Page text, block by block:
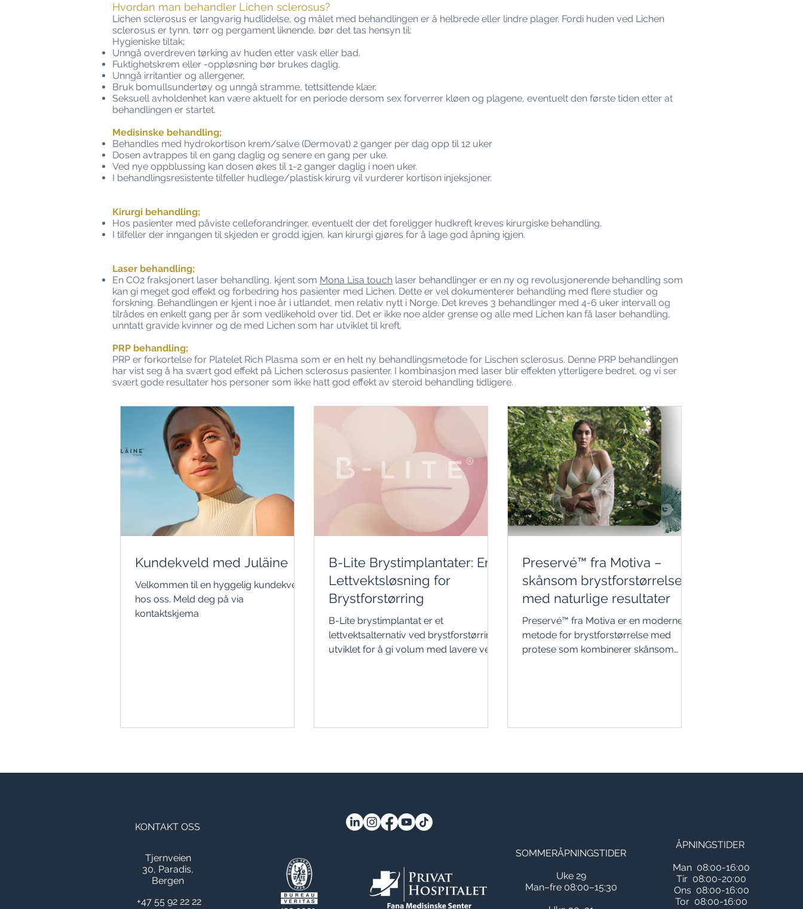
Hvordan man behandler Lichen sclerosus?
Lichen sclerosus er langvarig hudlidelse, og målet med behandlingen er å helbrede eller lindre plager. Fordi huden ved Lichen
sclerosus er tynn, tørr og pergament liknende, bør det tas hensyn til:
Hygieniske tiltak;
Unngå overdreven tørking av huden etter vask eller bad.
Fuktighetskrem eller -oppløsning bør brukes daglig.
Unngå irritantier og allergener,
Bruk bomullsundertøy og unngå stramme, tettsittende klær.
Seksuell avholdenhet kan være aktuelt for en periode dersom sex forverrer kløen og plagene, eventuelt den første tiden etter at
behandlingen er startet.
Medisinske behandling;
Behandles med hydrokortison krem/salve (Dermovat) 2 ganger per dag opp til 12 uker
Dosen avtrappes til en gang daglig og senere en gang per uke.
Ved nye oppblussing kan dosen økes til 1-2 ganger daglig i noen uker.
I behandlingsresistente tilfeller hudlege/plastisk kirurg vil vurderer kortison injeksjoner.
Kirurgi behandling;
Hos pasienter med påviste celleforandringer, eventuelt der det foreligger hudkreft kreves kirurgiske behandling.
I tilfeller der inngangen til skjeden er grodd igjen, kan kirurgi gjøres for å lage god åpning igjen.
Laser behandling;
En CO2 fraksjonert laser behandling, kjent som Mona Lisa touch laser behandlinger er en ny og revolusjonerende behandling som
kan gi meget god effekt og forbedring hos pasienter med Lichen. Dette er vel dokumenterer behandling med flere studier og
forskning. Behandlingen er kjent i noe år i utlandet, men relativ nytt i Norge. Det kreves 3 behandlinger med 4-6 uker intervall og
tilrådes en enkelt gang per år som vedlikehold over tid. Det er ikke noe alder grense og alle med Lichen kan få laser behandling,
unntatt gravide kvinner og de med Lichen som har utviklet til kreft.
PRP behandling;
PRP er forkortelse for Platelet Rich Plasma som er en helt ny behandlingsmetode for Lischen sclerosus. Denne PRP behandlingen
har vist seg å ha svært god effekt på Lichen sclerosus pasienter. I kombinasjon med laser blir effekten ytterligere bedret, og vi ser
svært gode resultater hos personer som ikke hatt god effekt av steroid behandling tidligere.
Kundekveld med Juläine
Velkommen til en hyggelig kundekveld
hos oss. Meld deg på via
kontaktskjema
B-Lite Brystimplantater: En
Lettvektsløsning for
Brystforstørring
B-Lite brystimplantat er et
lettvektsalternativ ved brystforstørring,
utviklet for å gi volum med lavere vekt
Preservé™ fra Motiva –
skånsom brystforstørrelse
med naturlige resultater
Preservé™ fra Motiva er en moderne
metode for brystforstørrelse med
protese som kombinerer skånsom
KONTAKT OSS
Tjernveien
30, Paradis,
Bergen
+47 55 92 22 22
SOMMERÅPNINGSTIDER
Uke 29
Man–fre 08:00–15:30
ÅPNINGSTIDER ​
Man 08:00-16:00
Tir 08:00-20:00
Ons 08:00-16:00
Tor 08:00-16:00